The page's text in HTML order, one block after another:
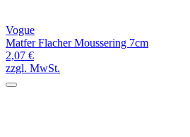
Vogue
Matfer Flacher Moussering 7cm
2,07 €
zzgl. MwSt.